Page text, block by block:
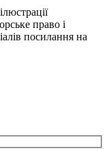
право і
посилання на